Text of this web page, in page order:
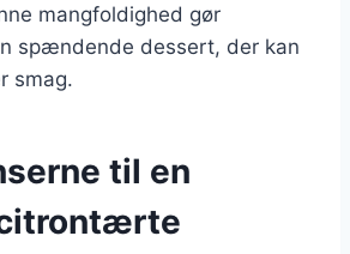
mangfoldighed gør
spændende dessert, der kan
smag.
til en